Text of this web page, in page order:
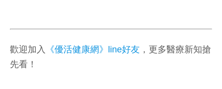
歡迎加入 《優活健康網》line好友 ，更多醫療新知搶
先看！